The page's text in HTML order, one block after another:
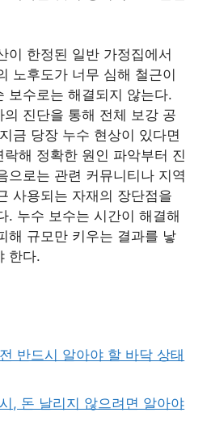
이 한정된 일반 가정집에서
노후도가 너무 심해 철근이
보수로는 해결되지 않는다.
진단을 통해 전체 보강 공
금 당장 누수 현상이 있다면
해 정확한 원인 파악부터 진
으로는 관련 커뮤니티나 지역
사용되는 자재의 장단점을
. 누수 보수는 시간이 해결해
해 규모만 키우는 결과를 낳
한다.
반드시 알아야 할 바닥 상태
, 돈 날리지 않으려면 알아야